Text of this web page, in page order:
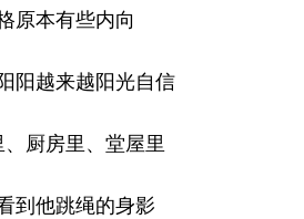
原本有些内向
阳越来越阳光自信
厨房里、堂屋里
到他跳绳的身影